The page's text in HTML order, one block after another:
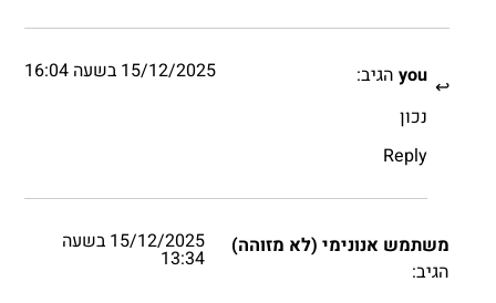
you הגיב:
15/12/2025 בשעה 16:04
נכון
Reply
משתמש אנונימי (לא מזוהה)
הגיב:
15/12/2025 בשעה
13:34